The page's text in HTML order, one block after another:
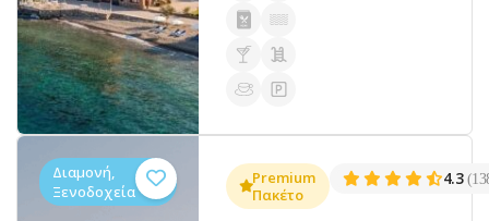
Διαμονή,
Ξενοδοχεία
Premium
Πακέτο
4.3